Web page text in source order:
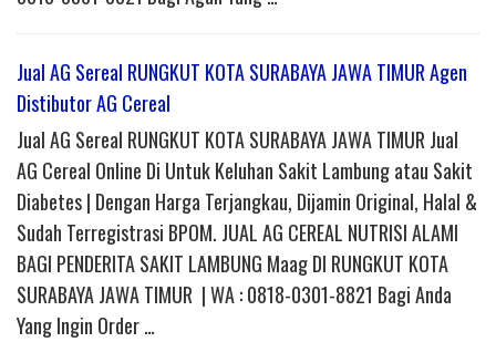
Jual AG Sereal RUNGKUT KOTA SURABAYA JAWA TIMUR Agen
Distibutor AG Cereal
Jual AG Sereal RUNGKUT KOTA SURABAYA JAWA TIMUR Jual
AG Cereal Online Di Untuk Keluhan Sakit Lambung atau Sakit
Diabetes | Dengan Harga Terjangkau, Dijamin Original, Halal &
Sudah Terregistrasi BPOM. JUAL AG CEREAL NUTRISI ALAMI
BAGI PENDERITA SAKIT LAMBUNG Maag DI RUNGKUT KOTA
SURABAYA JAWA TIMUR | WA : 0818-0301-8821 Bagi Anda
Yang Ingin Order …